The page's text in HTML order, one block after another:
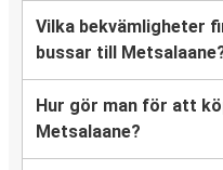
Vilka bekvämligheter
bussar till
Hur gör man för att
Metsalaane?